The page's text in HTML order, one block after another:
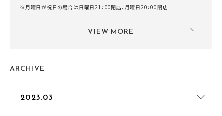
※月曜日が祝日の場合は日曜日21：00閉店、月曜日20：00閉店
VIEW MORE
ARCHIVE